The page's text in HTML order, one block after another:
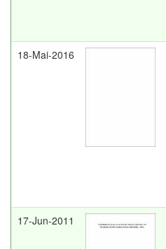
18-Mai-2016
17-Jun-2011